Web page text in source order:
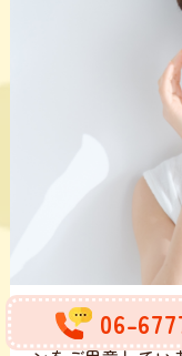
06-
当院では通常の